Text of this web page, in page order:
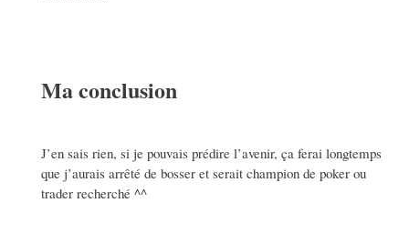
Ma conclusion
J’en sais rien, si je pouvais prédire l’avenir, ça ferai longtemps
que j’aurais arrêté de bosser et serait champion de poker ou
trader recherché ^^